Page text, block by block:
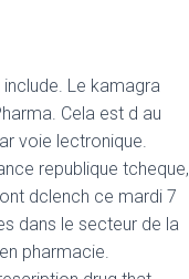
Le kamagra
Cela est d au
voie lectronique.
republique tcheque,
dclench ce mardi 7
dans le secteur de la
pharmacie.